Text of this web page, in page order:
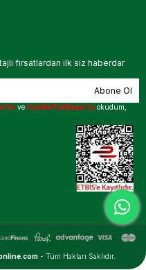
fırsatlardan ilk siz haberdar
Abone Ol
veGizlilik Politikası'nı okudum,
- Tüm Hakları Saklıdır.